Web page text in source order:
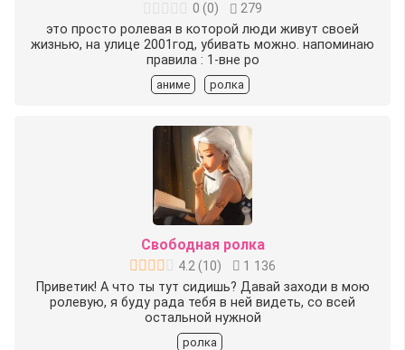
0 (0)
279
это просто ролевая в которой люди живут своей
жизнью, на улице 2001год, убивать можно. напоминаю
правила : 1-вне ро
аниме ролка
Свободная ролка
4.2(10)
1 136
Приветик! А что ты тут сидишь? Давай заходи в мою
ролевую, я буду рада тебя в ней видеть, со всей
остальной нужной
ролка